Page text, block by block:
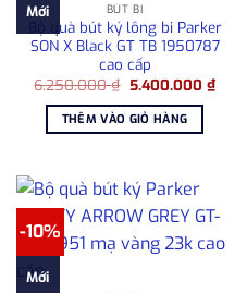
Mới BÚT BI
Bộ quà bút ký lông bi Parker
SON X Black GT TB 1950787
cao cấp
6.250.000₫ Giá
là:
6.250.000 ₫.
5.400.000 ₫Giá
hiện
THÊM VÀO GIỎ HÀNG
-10%
Mới